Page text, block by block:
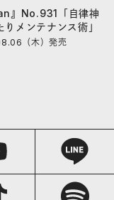
』No.931「自律神
りメンテナンス術」
（木）発売